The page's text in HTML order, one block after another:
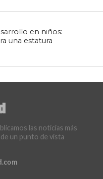
en niños:
una estatura
las noticias más
un punto de vista